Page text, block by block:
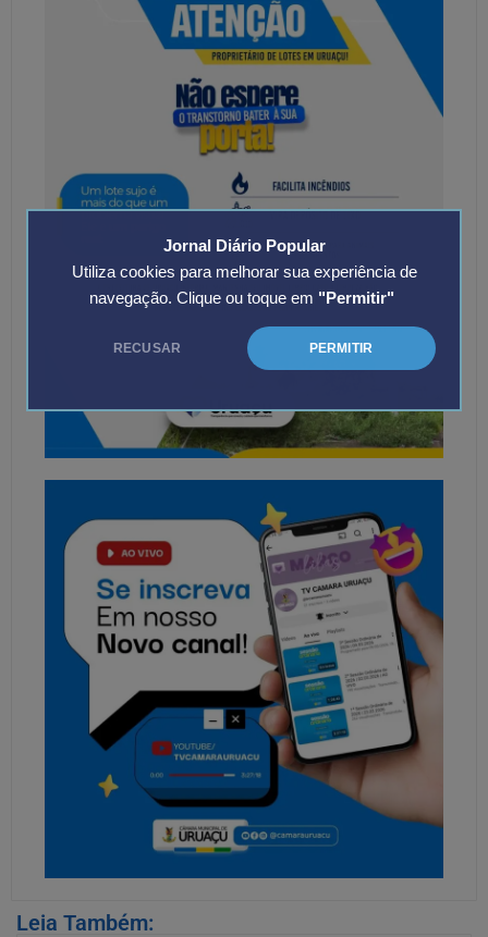
Jornal Diário Popular
Utiliza cookies para melhorar sua experiência de
navegação. Clique ou toque em "Permitir"
RECUSAR PERMITIR
Leia Também: